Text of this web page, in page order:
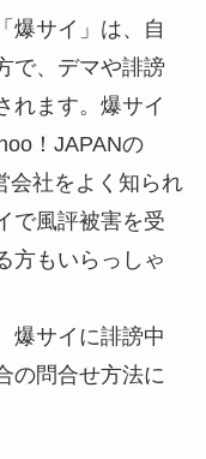
爆サイ」は、自
で、デマや誹謗
れます。爆サイ
！JAPANの
会社をよく知られ
で風評被害を受
方もいらっしゃ
爆サイに誹謗中
の問合せ方法に